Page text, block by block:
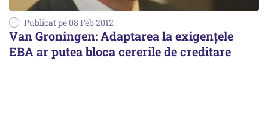
Publicat pe 08 Feb 2012
Van Groningen: Adaptarea la exigențele
EBA ar putea bloca cererile de creditare